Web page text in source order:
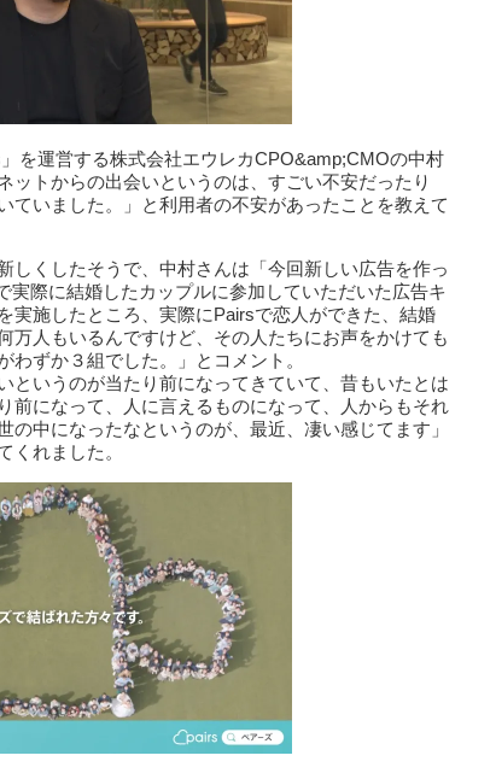
を運営する株式会社エウレカCPO&amp;CMOの中村
ットからの出会いというのは、すごい不安だったり
ていました。」と利用者の不安があったことを教えて
しくしたそうで、中村さんは「今回新しい広告を作っ
実際に結婚したカップルに参加していただいた広告キ
実施したところ、実際にPairsで恋人ができた、結婚
万人もいるんですけど、その人たちにお声をかけても
ずか３組でした。」とコメント。
というのが当たり前になってきていて、昔もいたとは
前になって、人に言えるものになって、人からもそれ
中になったなというのが、最近、凄い感じてます」
くれました。